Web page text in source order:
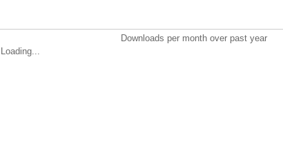
Downloads per month over past year
Loading...